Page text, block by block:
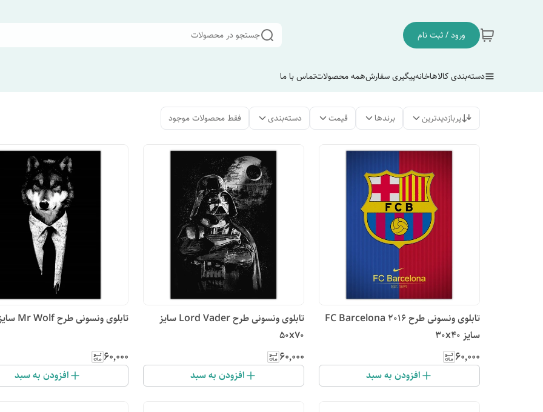
ورود / ثبت نام جستجو در محصولات
دسته‌بندی کالاهاخانهپیگیری سفارشهمه محصولاتتماس با ما
پربازدیدترین برندها قیمت دسته‌بندی فقط محصولات موجود
تابلوی ونسونی طرح FC Barcelona 2016
سایز 30x40
۶۰٬۰۰۰
افزودن به سبد
تابلوی ونسونی طرح Lord Vader سایز
50x70
۶۰٬۰۰۰
افزودن به سبد
تابلوی ونسونی طرح Mr Wolf سایز 50x70
۶۰٬۰۰۰
افزودن به سبد